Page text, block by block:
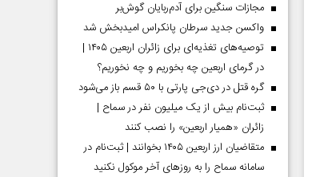
مجازات سنگین برای آدم‌ربایان گوش‌بر
واکسن جدید سرطان پانکراس امیدبخش شد
توصیه‌های تغذیه‌ای برای زائران اربعین ۱۴۰۵ |
در گرمای اربعین چه بخوریم و چه نخوریم؟
گره قتل در دی‌جی پارتی با ۵۰ قسم باز می‌شود
ثبت‌نام بیش از یک میلیون نفر در سماح |
زائران «همیار اربعین» را نصب کنند
متقاضیان ارز اربعین ۱۴۰۵ بخوانند | ثبت‌نام در
سامانه سماح را به روز‌های آخر موکول نکنید